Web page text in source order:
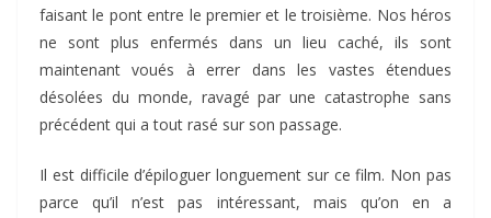
faisant le pont entre le premier et le troisième. Nos héros
ne sont plus enfermés dans un lieu caché, ils sont
maintenant voués à errer dans les vastes étendues
désolées du monde, ravagé par une catastrophe sans
précédent qui a tout rasé sur son passage.
Il est difficile d’épiloguer longuement sur ce film. Non pas
parce qu’il n’est pas intéressant, mais qu’on en a